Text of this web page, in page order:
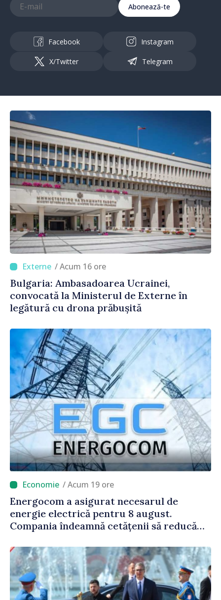
Abonează-te
Facebook Instagram
X/Twitter Telegram
/ Acum 16 ore
Bulgaria: Ambasadoarea Ucrainei,
convocată la Ministerul de Externe în
legătură cu drona prăbușită
/ Acum 19 ore
Energocom a asigurat necesarul de
energie electrică pentru 8 august.
Compania îndeamnă cetățenii să reducă